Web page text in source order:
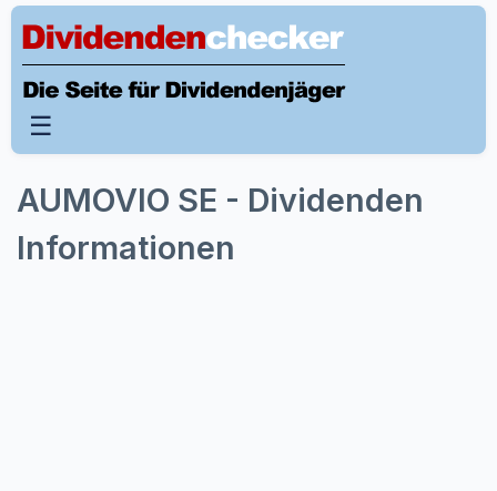
☰
AUMOVIO SE - Dividenden
Informationen